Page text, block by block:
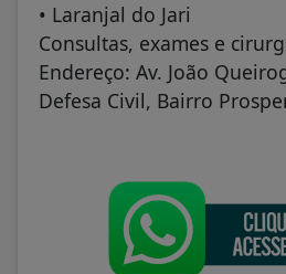
• Laranjal do Jari
Consultas, exames e
Endereço: Av. João
Defesa Civil, Bairro